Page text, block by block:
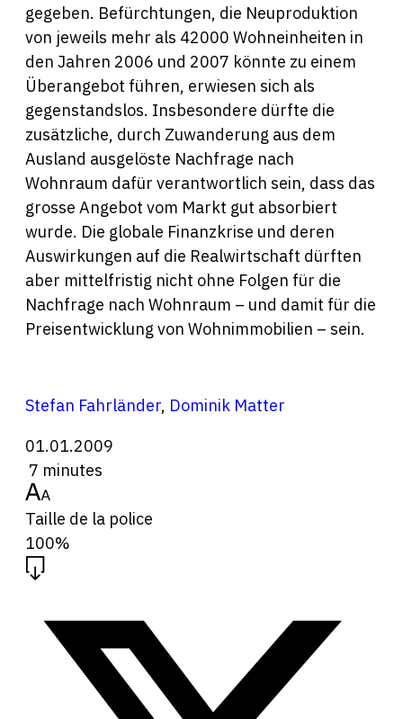
gegeben. Befürchtungen, die Neuproduktion
von jeweils mehr als 42000 Wohneinheiten in
den Jahren 2006 und 2007 könnte zu einem
Überangebot führen, erwiesen sich als
gegenstandslos. Insbesondere dürfte die
zusätzliche, durch Zuwanderung aus dem
Ausland ausgelöste Nachfrage nach
Wohnraum dafür verantwortlich sein, dass das
grosse Angebot vom Markt gut absorbiert
wurde. Die globale Finanzkrise und deren
Auswirkungen auf die Realwirtschaft dürften
aber mittelfristig nicht ohne Folgen für die
Nachfrage nach Wohnraum – und damit für die
Preisentwicklung von Wohnimmobilien – sein.
Stefan Fahrländer, Dominik Matter
01.01.2009
7 minutes
Taille de la police
100%